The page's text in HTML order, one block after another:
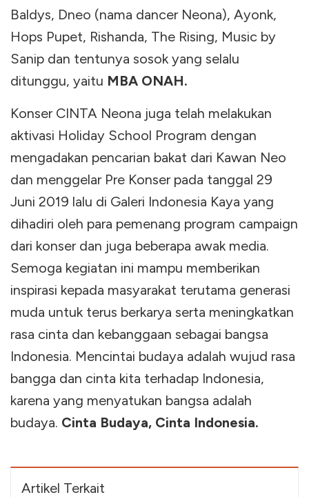
Baldys, Dneo (nama dancer Neona), Ayonk,
Hops Pupet, Rishanda, The Rising, Music by
Sanip dan tentunya sosok yang selalu
ditunggu, yaitu MBA ONAH.
Konser CINTA Neona juga telah melakukan
aktivasi Holiday School Program dengan
mengadakan pencarian bakat dari Kawan Neo
dan menggelar Pre Konser pada tanggal 29
Juni 2019 lalu di Galeri Indonesia Kaya yang
dihadiri oleh para pemenang program campaign
dari konser dan juga beberapa awak media.
Semoga kegiatan ini mampu memberikan
inspirasi kepada masyarakat terutama generasi
muda untuk terus berkarya serta meningkatkan
rasa cinta dan kebanggaan sebagai bangsa
Indonesia. Mencintai budaya adalah wujud rasa
bangga dan cinta kita terhadap Indonesia,
karena yang menyatukan bangsa adalah
budaya. Cinta Budaya, Cinta Indonesia.
Artikel Terkait